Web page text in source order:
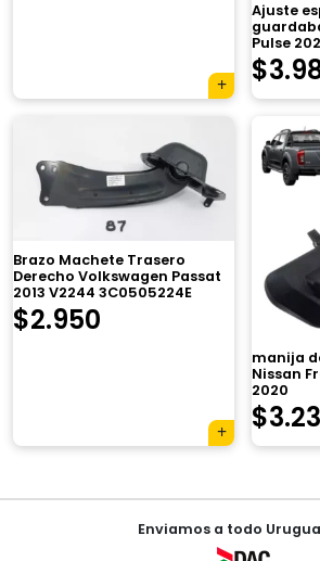
Ajuste
Pulse
$
Brazo Machete Trasero
Derecho Volkswagen Passat
2013 V2244 3C0505224E
$2.950
manija
Nissan
2020
$
NavegaciónEnviamos a todo
Tu carrito está
Agregá un producto y
automáticamente.